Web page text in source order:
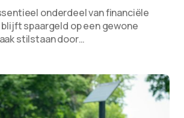
onderdeel van financiële
spaargeld op een gewone
stilstaan door…